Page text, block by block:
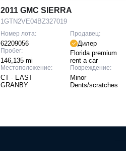
2011 GMC SIERRA
1GTN2VE04BZ327019
Номер лота:
62209056
Пробег:
146,135 mi
Местоположение:
CT - EAST
GRANBY
Продавец:
Дилер
Florida premium
rent a car
Повреждение:
Minor
Dents/scratches